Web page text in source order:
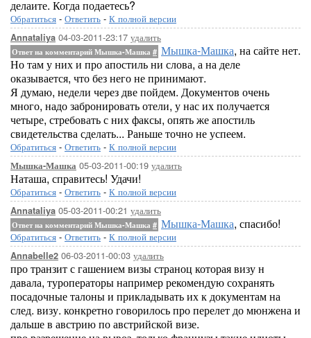
делаите. Когда подаетесь?
Обратиться - Ответить - К полной версии
Annataliya 04-03-2011-23:17 удалить
Ответ на комментарий Мышка-Машка # Мышка-Машка, на сайте нет.
Но там у них и про апостиль ни слова, а на деле
оказывается, что без него не принимают.
Я думаю, недели через две пойдем. Документов очень
много, надо забронировать отели, у нас их получается
четыре, стребовать с них факсы, опять же апостиль
свидетельства сделать... Раньше точно не успеем.
Обратиться - Ответить - К полной версии
Мышка-Машка 05-03-2011-00:19 удалить
Наташа, справитесь! Удачи!
Обратиться - Ответить - К полной версии
Annataliya 05-03-2011-00:21 удалить
Ответ на комментарий Мышка-Машка # Мышка-Машка, спасибо!
Обратиться - Ответить - К полной версии
Annabelle2 06-03-2011-00:03 удалить
про транзит с гашением визы страноц которая визу н
давала, туроператоры например рекомендую сохранять
посадочные талоны и прикладывать их к документам на
след. визу. конкретно говорилось про перелет до мюнжена и
дальше в австрию по австрийской визе.